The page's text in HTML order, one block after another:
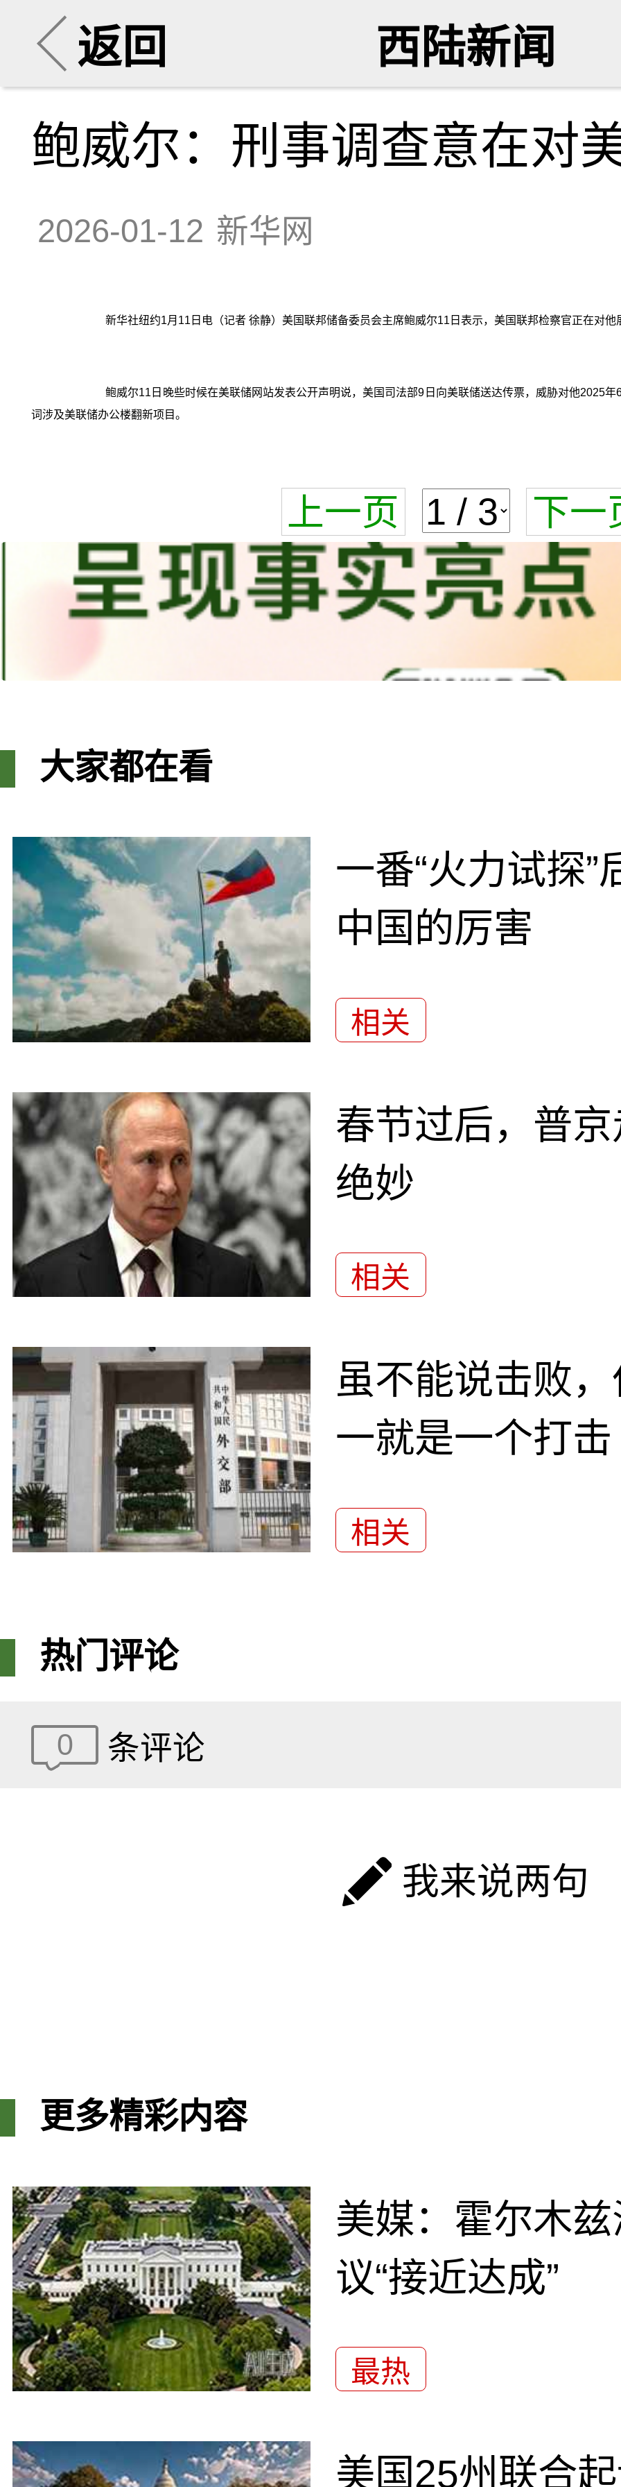
返回 西陆新闻
鲍威尔：刑事调查意在对
2026-01-12 新华网
新华社纽约1月11日电（记者 徐静）美国联邦储备委员会主席鲍威尔11日表示，美国联邦检察官正在对
鲍威尔11日晚些时候在美联储网站发表公开声明说，美国司法部9日向美联储送达传票，威胁对他2025
词涉及美联储办公楼翻新项目。
上一页 下一
大家都在看
一番“火力试探
中国的厉害
相关
春节过后，普
绝妙
相关
虽不能说击败
一就是一个打击
相关
热门评论
0 条评论
我来说两句
更多精彩内容
美媒：霍尔木
议“接近达成”
最热
美国25州联合